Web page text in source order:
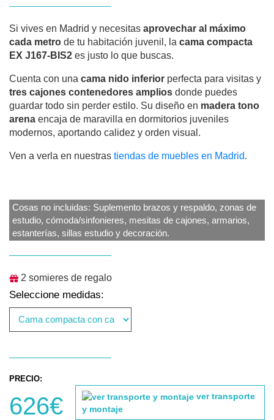
Si vives en Madrid y necesitas aprovechar al máximo
cada metro de tu habitación juvenil, la cama compacta
EX J167-BIS2 es justo lo que buscas.
Cuenta con una cama nido inferior perfecta para visitas y
tres cajones contenedores amplios donde puedes
guardar todo sin perder estilo. Su diseño en madera tono
arena encaja de maravilla en dormitorios juveniles
modernos, aportando calidez y orden visual.
Ven a verla en nuestras tiendas de muebles en Madrid.
Cosas no incluidas: Suplemento brazos y respaldo, zonas de
estudio, cómoda/sinfonieres, mesitas de cajones, armarios,
estanterías, sillas estudio y decoración.
2 somieres de regalo
Seleccione medidas:
PRECIO:
626€
ver transporte
y montaje